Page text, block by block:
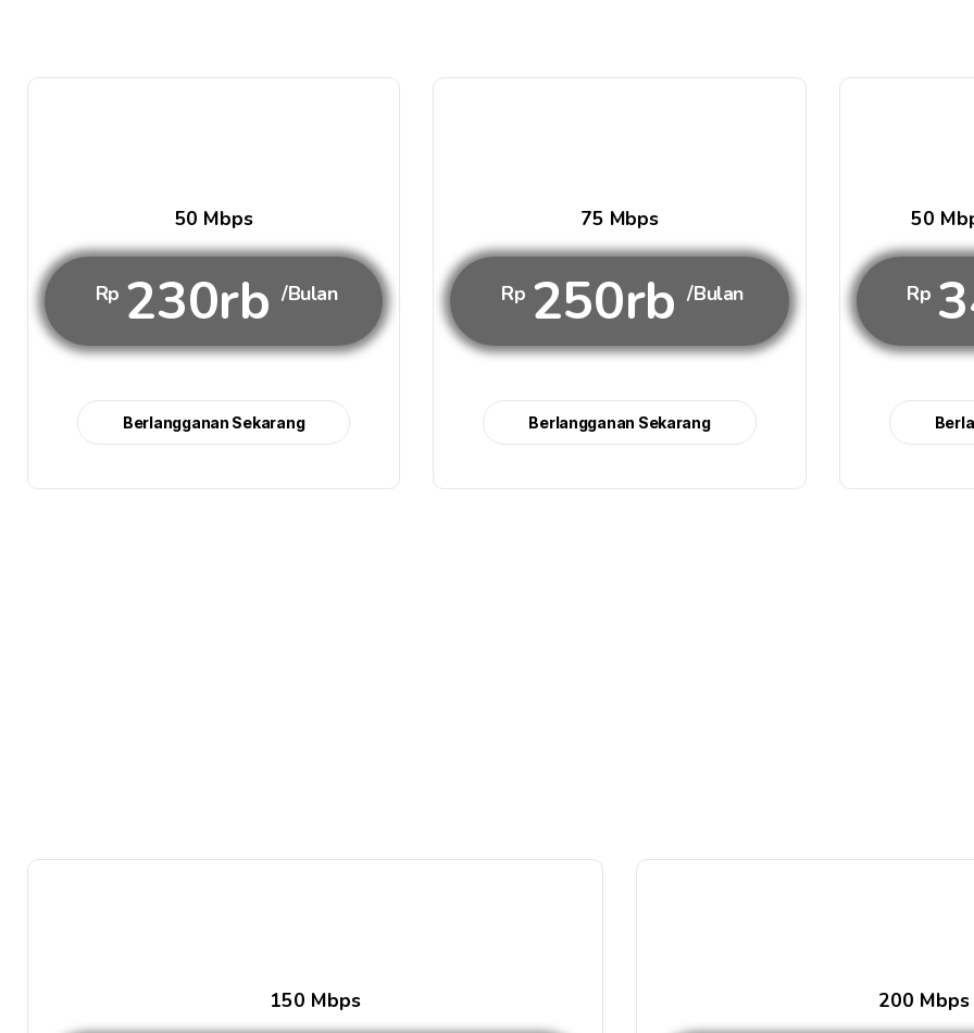
50 Mbps
Rp 230rb /Bulan
Berlangganan Sekarang
75 Mbps
Rp 250rb /Bulan
Berlangganan Sekarang
50
Rp
150 Mbps 200 Mbps